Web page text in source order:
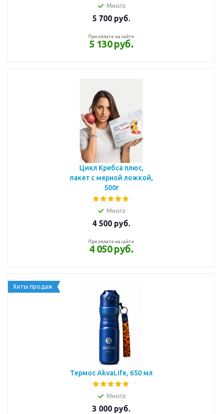
Много
5 700 руб.
При оплате на сайте
5 130 руб.
Цикл Кребса плюс,
пакет с мерной ложкой,
500г
Много
4 500 руб.
При оплате на сайте
4 050 руб.
Хиты продаж
Термос AkvaLife, 650 мл
Много
3 000 руб.